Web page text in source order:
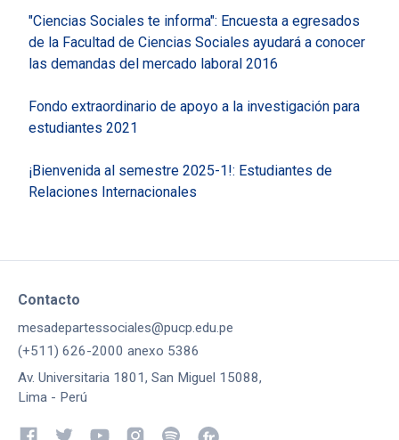
"Ciencias Sociales te informa": Encuesta a egresados
de la Facultad de Ciencias Sociales ayudará a conocer
las demandas del mercado laboral 2016
Fondo extraordinario de apoyo a la investigación para
estudiantes 2021
¡Bienvenida al semestre 2025-1!: Estudiantes de
Relaciones Internacionales
Contacto
mesadepartessociales@pucp.edu.pe
(+511) 626-2000 anexo 5386
Av. Universitaria 1801, San Miguel 15088,
Lima - Perú